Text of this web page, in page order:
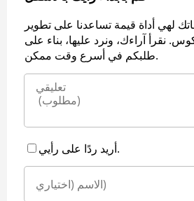
لهي أداة قيمة تساعدنا على تطوير
نقرأ آراءك، ونرد عليها، بناء على
طلبكم في أسرع وقت ممكن.
أريد ردًا على رأيي.